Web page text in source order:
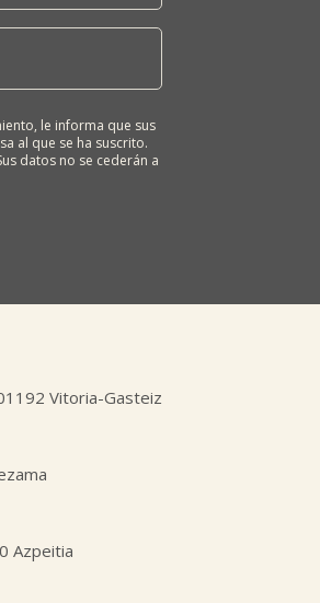
le informa que sus
al que se ha suscrito.
datos no se cederán a
de sus datos
Nº 23, 48196 LEZAMA-
Vitoria-Gasteiz
Azpeitia